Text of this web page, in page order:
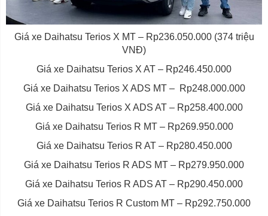
Giá xe Daihatsu Terios X MT – Rp236.050.000 (374 triệu
VNĐ)
Giá xe Daihatsu Terios X AT – Rp246.450.000
Giá xe Daihatsu Terios X ADS MT – Rp248.000.000
Giá xe Daihatsu Terios X ADS AT – Rp258.400.000
Giá xe Daihatsu Terios R MT – Rp269.950.000
Giá xe Daihatsu Terios R AT – Rp280.450.000
Giá xe Daihatsu Terios R ADS MT – Rp279.950.000
Giá xe Daihatsu Terios R ADS AT – Rp290.450.000
Giá xe Daihatsu Terios R Custom MT – Rp292.750.000